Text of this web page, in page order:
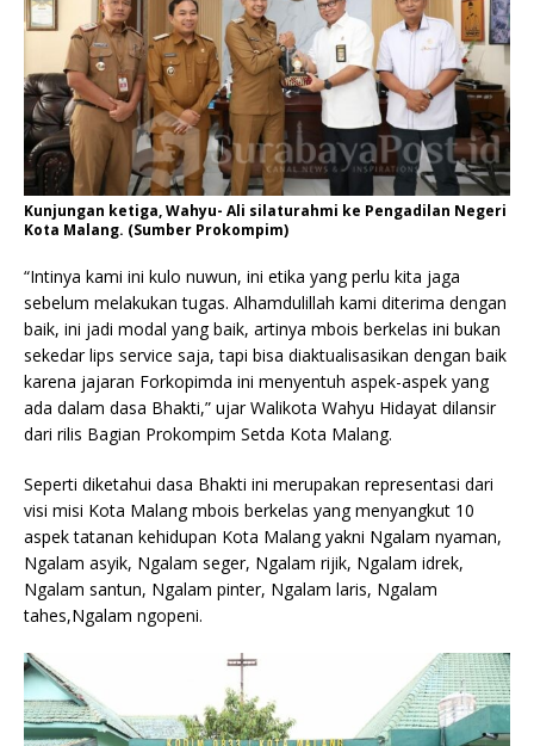
Kunjungan ketiga, Wahyu- Ali silaturahmi ke Pengadilan Negeri
Kota Malang. (Sumber Prokompim)
“Intinya kami ini kulo nuwun, ini etika yang perlu kita jaga
sebelum melakukan tugas. Alhamdulillah kami diterima dengan
baik, ini jadi modal yang baik, artinya mbois berkelas ini bukan
sekedar lips service saja, tapi bisa diaktualisasikan dengan baik
karena jajaran Forkopimda ini menyentuh aspek-aspek yang
ada dalam dasa Bhakti,” ujar Walikota Wahyu Hidayat dilansir
dari rilis Bagian Prokompim Setda Kota Malang.
Seperti diketahui dasa Bhakti ini merupakan representasi dari
visi misi Kota Malang mbois berkelas yang menyangkut 10
aspek tatanan kehidupan Kota Malang yakni Ngalam nyaman,
Ngalam asyik, Ngalam seger, Ngalam rijik, Ngalam idrek,
Ngalam santun, Ngalam pinter, Ngalam laris, Ngalam
tahes,Ngalam ngopeni.